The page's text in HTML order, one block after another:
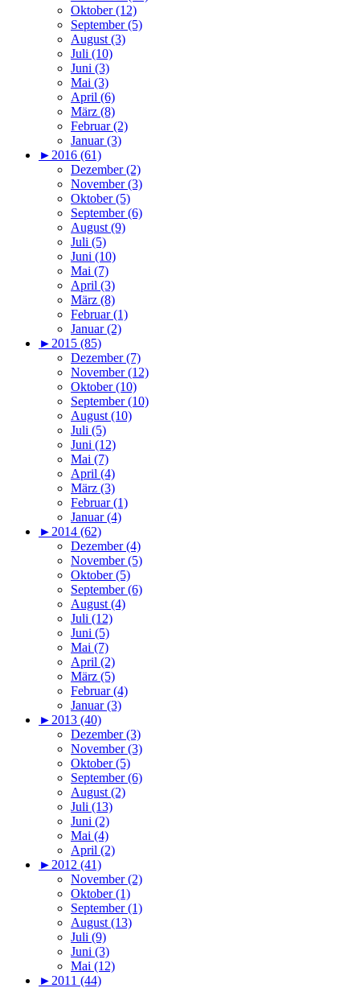
Oktober (12)
September (5)
August (3)
Juli (10)
Juni (3)
Mai (3)
April (6)
März (8)
Februar (2)
Januar (3)
►2016 (61)
Dezember (2)
November (3)
Oktober (5)
September (6)
August (9)
Juli (5)
Juni (10)
Mai (7)
April (3)
März (8)
Februar (1)
Januar (2)
►2015 (85)
Dezember (7)
November (12)
Oktober (10)
September (10)
August (10)
Juli (5)
Juni (12)
Mai (7)
April (4)
März (3)
Februar (1)
Januar (4)
►2014 (62)
Dezember (4)
November (5)
Oktober (5)
September (6)
August (4)
Juli (12)
Juni (5)
Mai (7)
April (2)
März (5)
Februar (4)
Januar (3)
►2013 (40)
Dezember (3)
November (3)
Oktober (5)
September (6)
August (2)
Juli (13)
Juni (2)
Mai (4)
April (2)
►2012 (41)
November (2)
Oktober (1)
September (1)
August (13)
Juli (9)
Juni (3)
Mai (12)
►2011 (44)